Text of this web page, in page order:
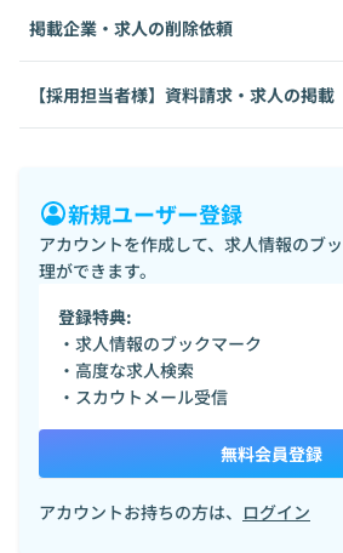
掲載企業・求人の削除依頼
【採用担当者様】資料請求・求人の掲載
新規ユーザー登録
アカウントを作成して、求人情報のブ
理ができます。
登録特典:
・求人情報のブックマーク
・高度な求人検索
・スカウトメール受信
無料会員登録
アカウントお持ちの方は、 ログイン